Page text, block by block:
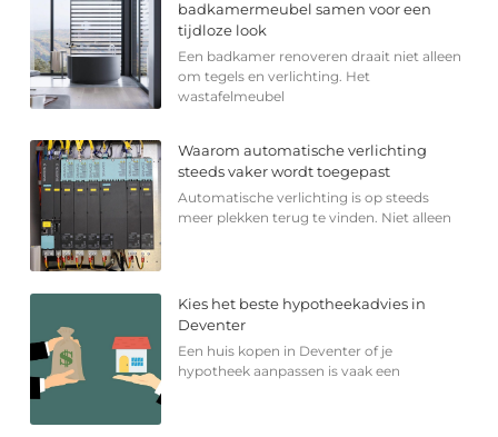
badkamermeubel samen voor een
tijdloze look
Een badkamer renoveren draait niet alleen
om tegels en verlichting. Het
wastafelmeubel
Waarom automatische verlichting
steeds vaker wordt toegepast
Automatische verlichting is op steeds
meer plekken terug te vinden. Niet alleen
Kies het beste hypotheekadvies in
Deventer
Een huis kopen in Deventer of je
hypotheek aanpassen is vaak een